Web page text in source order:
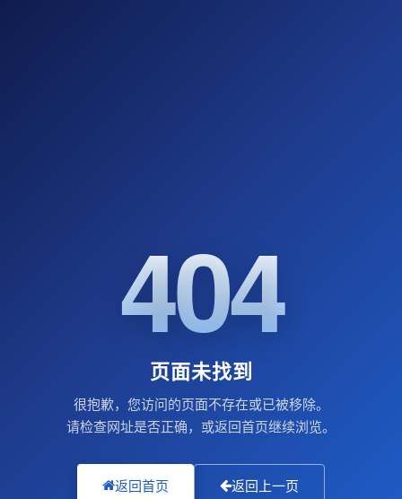
404
页面未找到
很抱歉，您访问的页面不存在或已被移除。
请检查网址是否正确，或返回首页继续浏览。
返回首页 返回上一页